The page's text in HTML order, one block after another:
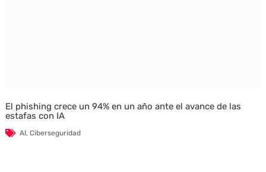
El phishing crece un 94% en un año ante el avance de las
estafas con IA
AI, Ciberseguridad